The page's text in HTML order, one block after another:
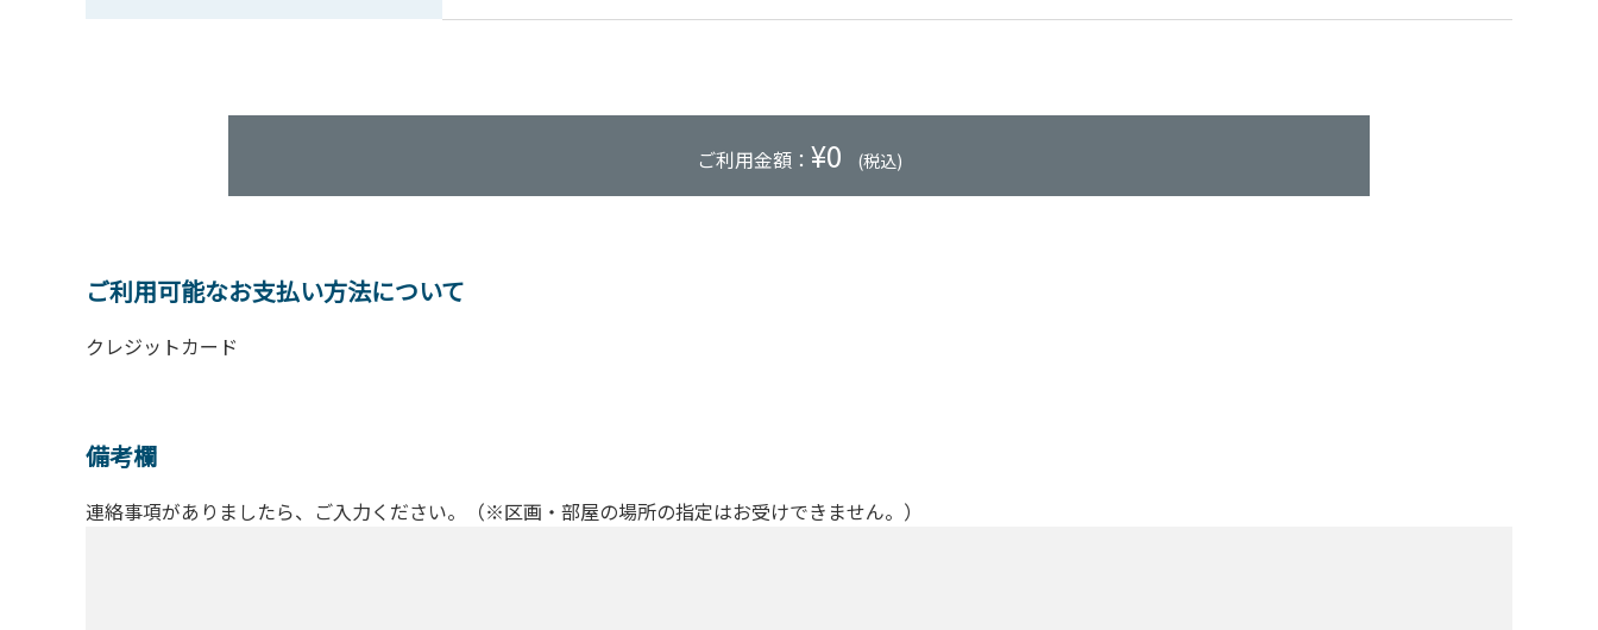
ご利用金額： ¥0 (税込)
ご利用可能なお支払い方法について
クレジットカード
備考欄
連絡事項がありましたら、ご入力ください。（※区画・部屋の場所の指定はお受けできません。）